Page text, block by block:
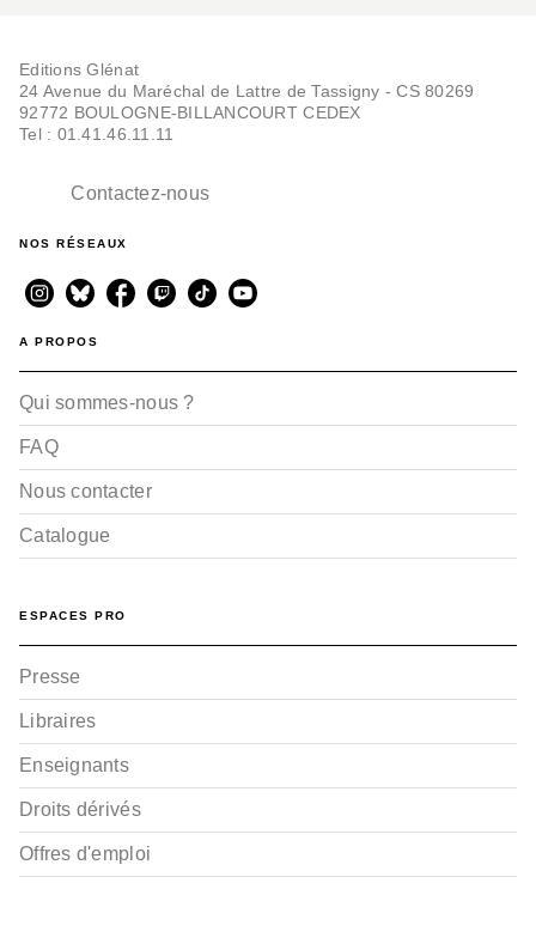
Editions Glénat
24 Avenue du Maréchal de Lattre de Tassigny - CS 80269
92772 BOULOGNE-BILLANCOURT CEDEX
Tel : 01.41.46.11.11
Contactez-nous
NOS RÉSEAUX
A PROPOS
Qui sommes-nous ?
FAQ
Nous contacter
Catalogue
ESPACES PRO
Presse
Libraires
Enseignants
Droits dérivés
Offres d'emploi